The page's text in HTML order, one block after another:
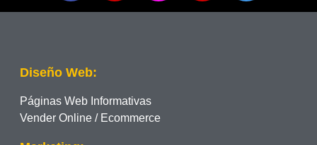
Diseño Web:
Páginas Web Informativas
Vender Online / Ecommerce